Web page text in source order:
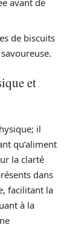
avant de
de biscuits
et
il
qu’aliment
la clarté
dans
facilitant la
à la